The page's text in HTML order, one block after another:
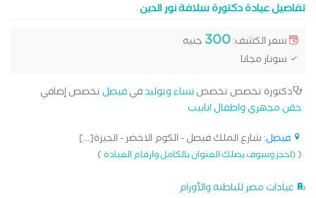
تفاصيل عيادة دكتورة سلافة نور الدين
سعر الكشف:300 جنيه
سونار مجانا
دكتورة تخصص تخصصنساء وتوليدفيفيصل تخصص إضافي
حقن مجهري واطفال انابيب
فيصل: شارع الملك فيصل - الكوم الاخضر - الجيزة[...]
((احجز وسوف يصلك العنوان بالكامل وارقام العيادة)
عيادات مصر للباطنة والأورام